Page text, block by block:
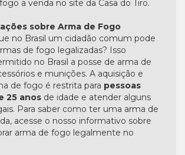
a venda no site da Casa do Tiro.
sobre Arma de Fogo
no Brasil um cidadão comum pode
de fogo legalizadas? Isso
no Brasil a posse de arma de
e munições. A aquisição e
de fogo é restrita para pessoas
25 anos de idade e atender alguns
Para saber como ter uma arma de
acesse o nosso informativo sobre
arma de fogo legalmente no